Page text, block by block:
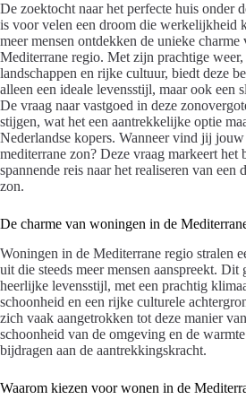
De zoektocht naar het perfecte huis onder
is voor velen een droom die werkelijkheid
meer mensen ontdekken de unieke charme
Mediterrane regio. Met zijn prachtige weer,
landschappen en rijke cultuur, biedt deze
alleen een ideale levensstijl, maar ook een
De vraag naar vastgoed in deze
stijgen, wat het een aantrekkelijke optie
Nederlandse kopers. Wanneer vind jij
mediterrane zon? Deze vraag markeert het
spannende reis naar het realiseren van een
zon.
De charme van woningen in de
Woningen in de Mediterrane regio stralen
uit die steeds meer mensen aanspreekt. Dit
heerlijke levensstijl, met een prachtig
schoonheid en een rijke culturele
zich vaak aangetrokken tot deze manier
schoonheid van de omgeving en de
bijdragen aan de aantrekkingskracht.
Waarom kiezen voor wonen in de